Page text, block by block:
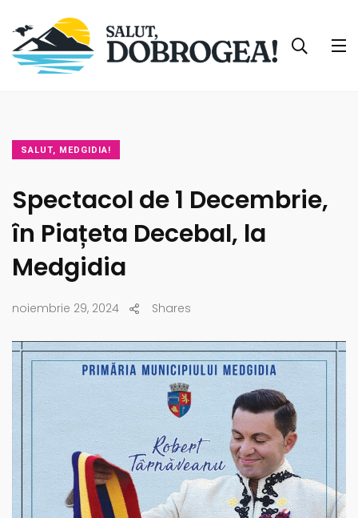
SALUT, MEDGIDIA!
Spectacol de 1 Decembrie,
în Piațeta Decebal, la
Medgidia
noiembrie 29, 2024 Shares